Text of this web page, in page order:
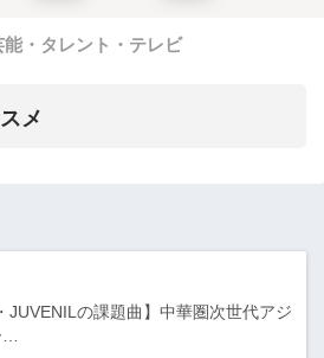
能・タレント・テレビ
メ
JUVENILの課題曲】中華圏次世代アジ
…